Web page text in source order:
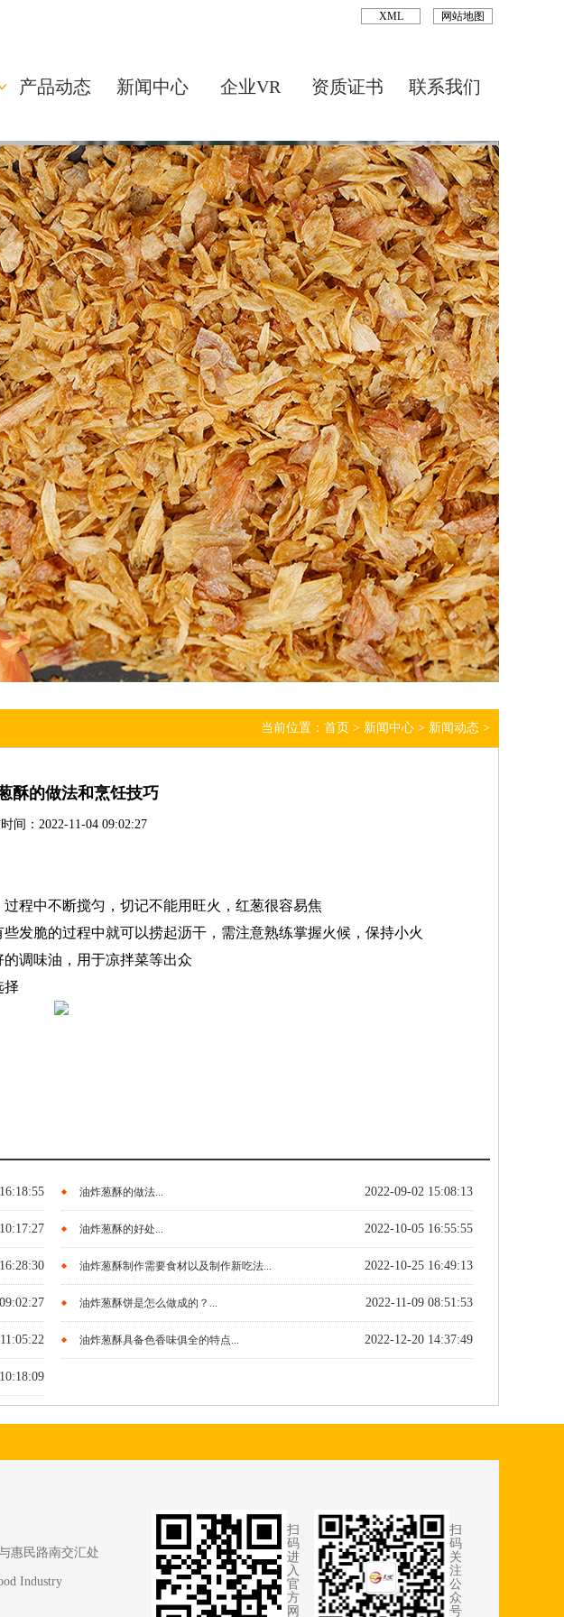
网站地图
XML
产品动态 新闻中心 企业VR 资质证书 联系我们
Next
当前位置： 首页 > 新闻中心 > 新闻动态 >
酥的做法和烹饪技巧
间：2022-11-04 09:02:27
程中不断搅匀，切记不能用旺火，红葱很容易焦
发脆的过程中就可以捞起沥干，需注意熟练掌握火候，保持小火
调味油，用于凉拌菜等出众
择
2022-09-02 15:08:13
油炸葱酥的做法...
2022-10-05 16:55:55
油炸葱酥的好处...
2022-10-25 16:49:13
油炸葱酥制作需要食材以及制作新吃法...
2022-11-09 08:51:53
油炸葱酥饼是怎么做成的？...
2022-12-20 14:37:49
油炸葱酥具备色香味俱全的特点...
惠民路南交汇处
Industry
扫
码
关
注
公
众
号
扫
码
进
入
官
方
网